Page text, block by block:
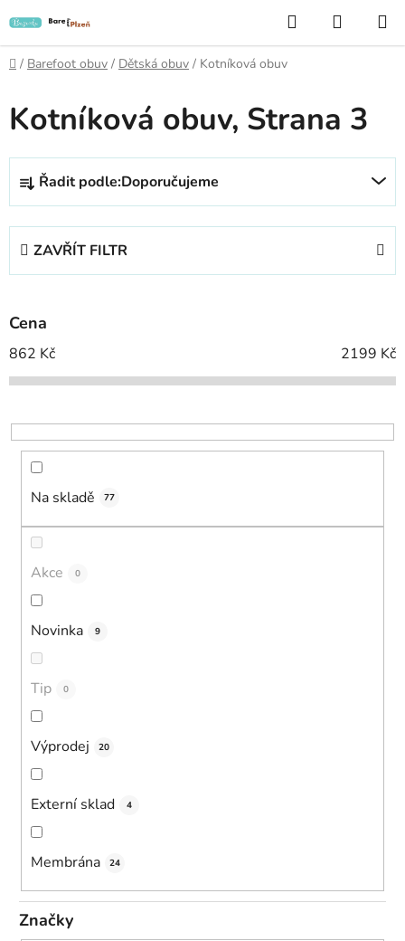
na
obsah
Hledat
KOŠÍK
Domů
/ Barefoot obuv / Dětská obuv / Kotníková obuv
Kotníková obuv, Strana 3
Ř
z
p
r
o
d
k
t
Řadit podle:Doporučujeme
ZAVŘÍT FILTR
Cena
862 Kč 2199 Kč
Na skladě 77
Akce 0
Novinka 9
Tip 0
Výprodej 20
Externí sklad 4
Membrána 24
Značky